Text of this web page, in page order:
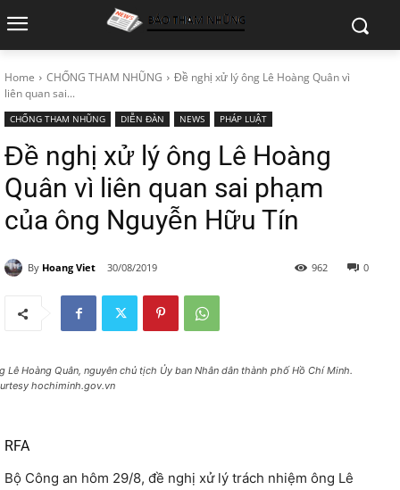
Home CHỐNG THAM NHŨNG
Đề nghị xử lý ông Lê Hoàng Quân vì
liên quan sai...
CHỐNG THAM NHŨNG DIỄN ĐÀN NEWS PHÁP LUẬT
Đề nghị xử lý ông Lê Hoàng
Quân vì liên quan sai phạm
của ông Nguyễn Hữu Tín
By Hoang Viet 30/08/2019 0
962
Lê Hoàng Quân, nguyên chủ tịch Ủy ban Nhân dân thành phố Hồ Chí Minh.
hochiminh.gov.vn
RFA
Bộ Công an hôm 29/8, đề nghị xử lý trách nhiệm ông Lê